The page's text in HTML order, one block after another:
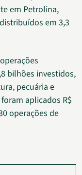
em Petrolina,
em 3,3
bilhões investidos,
pecuária e
aplicados R$
operações de